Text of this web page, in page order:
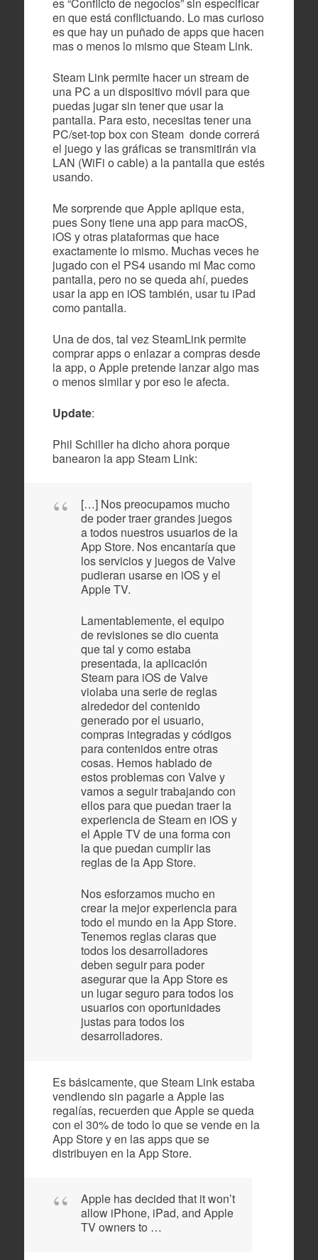
en que está conflictuando. Lo mas curioso
es que hay un puñado de apps que hacen
mas o menos lo mismo que Steam Link.
Steam Link permite hacer un stream de
una PC a un dispositivo móvil para que
puedas jugar sin tener que usar la
pantalla. Para esto, necesitas tener una
PC/set-top box con Steam donde correrá
el juego y las gráficas se transmitirán via
LAN (WiFi o cable) a la pantalla que estés
usando.
Me sorprende que Apple aplique esta,
pues Sony tiene una app para macOS,
iOS y otras plataformas que hace
exactamente lo mismo. Muchas veces he
jugado con el PS4 usando mi Mac como
pantalla, pero no se queda ahí, puedes
usar la app en iOS también, usar tu iPad
como pantalla.
Una de dos, tal vez SteamLink permite
comprar apps o enlazar a compras desde
la app, o Apple pretende lanzar algo mas
o menos similar y por eso le afecta.
Update:
Phil Schiller ha dicho ahora porque
banearon la app Steam Link:
[…] Nos preocupamos mucho
de poder traer grandes juegos
a todos nuestros usuarios de la
App Store. Nos encantaría que
los servicios y juegos de Valve
pudieran usarse en iOS y el
Apple TV.
Lamentablemente, el equipo
de revisiones se dio cuenta
que tal y como estaba
presentada, la aplicación
Steam para iOS de Valve
violaba una serie de reglas
alrededor del contenido
generado por el usuario,
compras integradas y códigos
para contenidos entre otras
cosas. Hemos hablado de
estos problemas con Valve y
vamos a seguir trabajando con
ellos para que puedan traer la
experiencia de Steam en iOS y
el Apple TV de una forma con
la que puedan cumplir las
reglas de la App Store.
Nos esforzamos mucho en
crear la mejor experiencia para
todo el mundo en la App Store.
Tenemos reglas claras que
todos los desarrolladores
deben seguir para poder
asegurar que la App Store es
un lugar seguro para todos los
usuarios con oportunidades
justas para todos los
desarrolladores.
Es básicamente, que Steam Link estaba
vendiendo sin pagarle a Apple las
regalías, recuerden que Apple se queda
con el 30% de todo lo que se vende en la
App Store y en las apps que se
distribuyen en la App Store.
Apple has decided that it won’t
allow iPhone, iPad, and Apple
TV owners to …